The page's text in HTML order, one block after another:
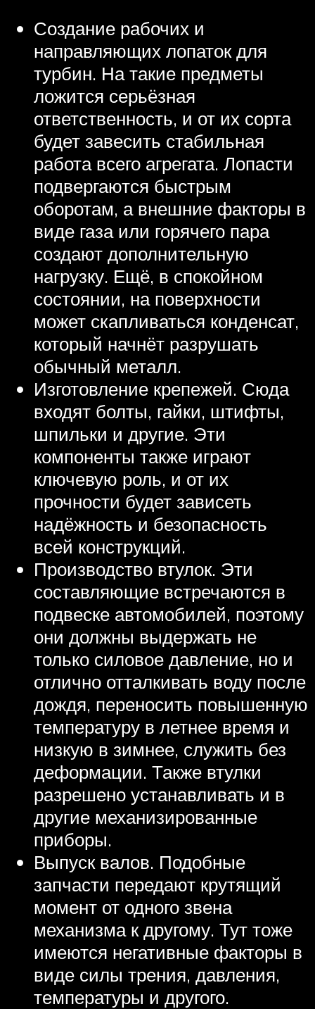
Создание рабочих и
направляющих лопаток для
турбин. На такие предметы
ложится серьёзная
ответственность, и от их сорта
будет завесить стабильная
работа всего агрегата. Лопасти
подвергаются быстрым
оборотам, а внешние факторы в
виде газа или горячего пара
создают дополнительную
нагрузку. Ещё, в спокойном
состоянии, на поверхности
может скапливаться конденсат,
который начнёт разрушать
обычный металл.
Изготовление крепежей. Сюда
входят болты, гайки, штифты,
шпильки и другие. Эти
компоненты также играют
ключевую роль, и от их
прочности будет зависеть
надёжность и безопасность
всей конструкций.
Производство втулок. Эти
составляющие встречаются в
подвеске автомобилей, поэтому
они должны выдержать не
только силовое давление, но и
отлично отталкивать воду после
дождя, переносить повышенную
температуру в летнее время и
низкую в зимнее, служить без
деформации. Также втулки
разрешено устанавливать и в
другие механизированные
приборы.
Выпуск валов. Подобные
запчасти передают крутящий
момент от одного звена
механизма к другому. Тут тоже
имеются негативные факторы в
виде силы трения, давления,
температуры и другого.